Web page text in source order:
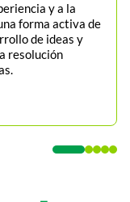
y a la
forma activa de
de ideas y
resolución